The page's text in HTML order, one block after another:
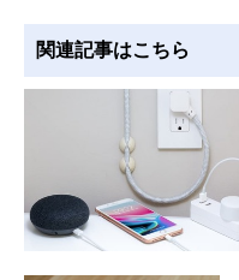
関連記事はこちら